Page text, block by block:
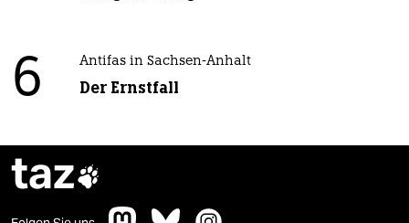
6 Antifas in Sachsen-Anhalt
Der Ernstfall
taz